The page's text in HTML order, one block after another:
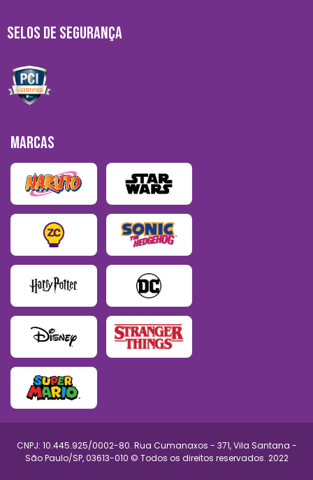
SELOS DE SEGURANÇA
MARCAS
CNPJ: 10.445.925/0002-80. Rua Cumanaxos - 371, Vila Santana -
São Paulo/SP, 03613-010 © Todos os direitos reservados. 2022